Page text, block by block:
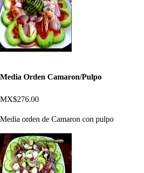
Media Orden Camaron/Pulpo
MX$276.00
Media orden de Camaron con pulpo